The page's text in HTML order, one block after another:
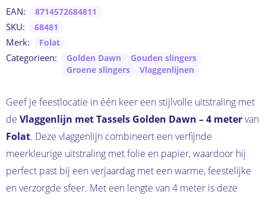
EAN: 8714572684811
SKU: 68481
Merk: Folat
Categorieen: Golden Dawn
Gouden slingers
Groene slingers
Vlaggenlijnen
Geef je feestlocatie in één keer een stijlvolle uitstraling met
de Vlaggenlijn met Tassels Golden Dawn – 4 metervan
Folat. Deze vlaggenlijn combineert een verfijnde
meerkleurige uitstraling met folie en papier, waardoor hij
perfect past bij een verjaardag met een warme, feestelijke
en verzorgde sfeer. Met een lengte van 4 meter is deze